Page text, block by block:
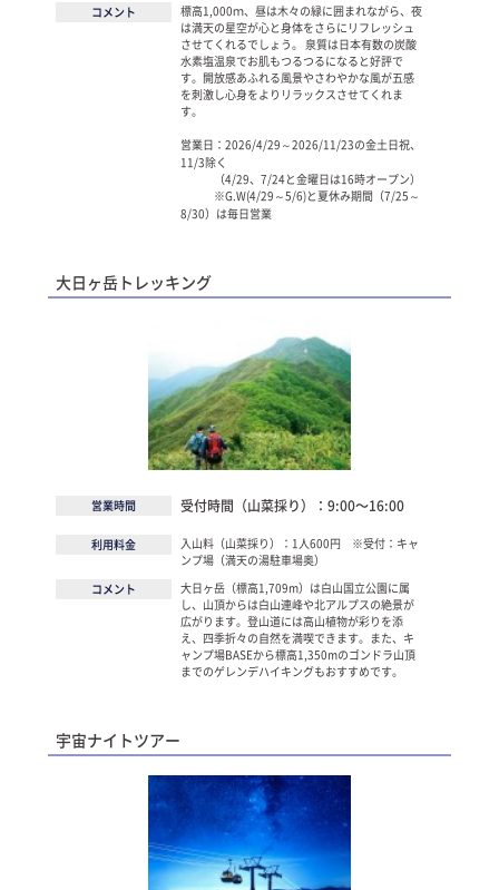
コメント
標高1,000ｍ、昼は木々の緑に囲まれながら、夜
は満天の星空が心と身体をさらにリフレッシュ
させてくれるでしょう。 泉質は日本有数の炭酸
水素塩温泉でお肌もつるつるになると好評で
す。開放感あふれる風景やさわやかな風が五感
を刺激し心身をよりリラックスさせてくれま
す。
営業日：2026/4/29～2026/11/23の金土日祝、
11/3除く
（4/29、7/24と金曜日は16時オープン）
※G.W(4/29～5/6)と夏休み期間（7/25～
8/30）は毎日営業
大日ヶ岳トレッキング
営業時間 受付時間（山菜採り）：9:00～16:00
利用料金
入山料（山菜採り）：1人600円 ※受付：キャ
ンプ場（満天の湯駐車場奥）
コメント
大日ヶ岳（標高1,709m）は白山国立公園に属
し、山頂からは白山連峰や北アルプスの絶景が
広がります。登山道には高山植物が彩りを添
え、四季折々の自然を満喫できます。また、キ
ャンプ場BASEから標高1,350mのゴンドラ山頂
までのゲレンデハイキングもおすすめです。
宇宙ナイトツアー